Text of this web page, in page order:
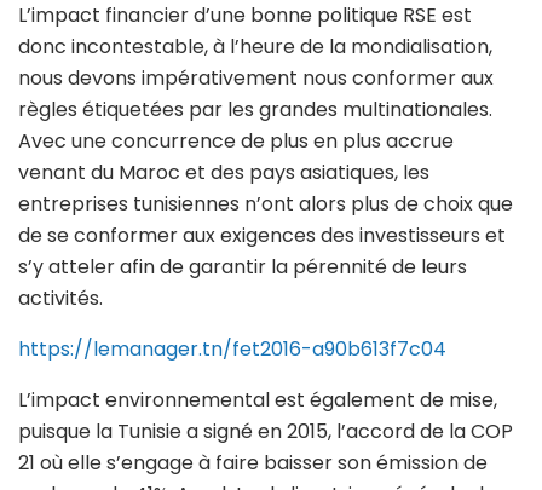
L’impact financier d’une bonne politique RSE est
donc incontestable, à l’heure de la mondialisation,
nous devons impérativement nous conformer aux
règles étiquetées par les grandes multinationales.
Avec une concurrence de plus en plus accrue
venant du Maroc et des pays asiatiques, les
entreprises tunisiennes n’ont alors plus de choix que
de se conformer aux exigences des investisseurs et
s’y atteler afin de garantir la pérennité de leurs
activités.
https://lemanager.tn/fet2016-a90b613f7c04
L’impact environnemental est également de mise,
puisque la Tunisie a signé en 2015, l’accord de la COP
21 où elle s’engage à faire baisser son émission de